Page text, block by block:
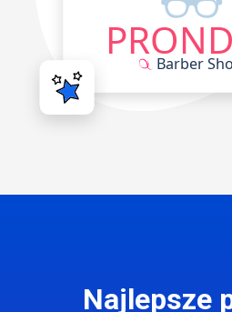
Najlepsze